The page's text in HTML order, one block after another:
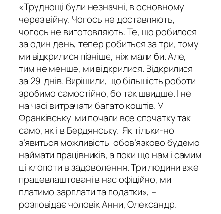
«Труднощі були незначні, в основному
через війну. Чогось не доставляють,
чогось не виготовляють. Те, що робилося
за один день, тепер робиться за три, тому
ми відкрилися пізніше, ніж мали би. Але,
тим не менше, ми відкрилися. Відкрилися
за 29 днів. Вирішили, що більшість роботи
зробимо самостійно, бо так швидше. І не
на часі витрачати багато коштів. У
Франківську ми почали все спочатку так
само, як і в Бердянську. Як тільки-но
з’явиться можливість, обов’язково будемо
наймати працівників, а поки що нам і самим
ці клопоти в задоволення. Три людини вже
працевлаштовані в нас офіційно, ми
платимо зарплати та податки», –
розповідає чоловік Анни, Олександр.